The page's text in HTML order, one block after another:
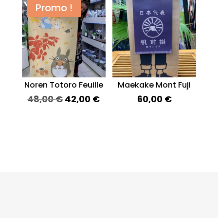
Promo !
Noren Totoro Feuille
48,00€Le
42,00 €Le
Maekake Mont Fuji
60,00 €